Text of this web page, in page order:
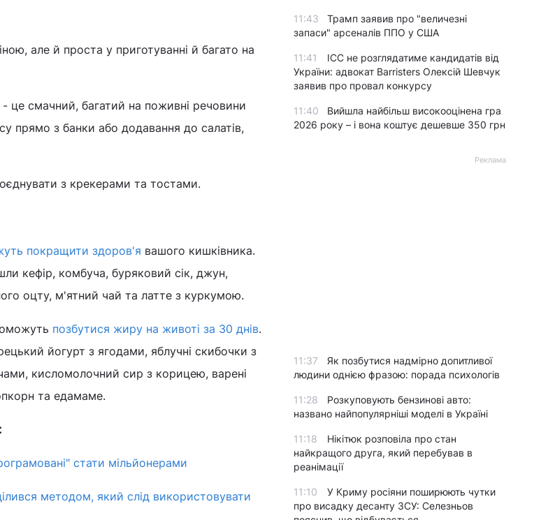
але й проста у приготуванні й багато на
це смачний, багатий на поживні речовини
прямо з банки або додавання до салатів,
з крекерами та тостами.
покращити здоров'я вашого кишківника.
кефір, комбуча, буряковий сік, джун,
оцту, м'ятний чай та латте з куркумою.
позбутися жиру на животі за 30 днів.
йогурт з ягодами, яблучні скибочки з
кисломолочний сир з корицею, варені
та едамаме.
стати мільйонерами
методом, який слід використовувати
11:43
Трамп заявив про "величезні
запаси" арсеналів ППО у США
11:41
ICC не розглядатиме кандидатів від
України: адвокат Barristers Олексій Шевчук
заявив про провал конкурсу
11:40
Вийшла найбільш високооцінена гра
2026 року – і вона коштує дешевше 350 грн
Реклама
11:37
Як позбутися надмірно допитливої
людини однією фразою: порада психологів
11:28
Розкуповують бензинові авто:
названо найпопулярніші моделі в Україні
11:18
Нікітюк розповіла про стан
найкращого друга, який перебував в
реанімації
11:10
У Криму росіяни поширюють чутки
про висадку десанту ЗСУ: Селезньов